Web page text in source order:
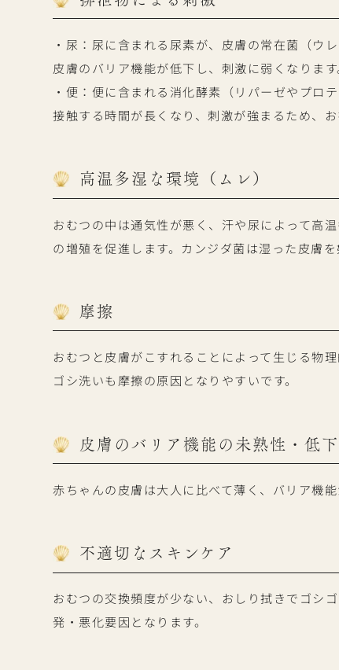
・尿：尿に含まれる尿素が、皮膚の常在菌（ウ
皮膚のバリア機能が低下し、刺激に弱くなります
・便：便に含まれる消化酵素（リパーゼやプロ
接触する時間が長くなり、刺激が強まるため、
高温多湿な環境（ムレ）
おむつの中は通気性が悪く、汗や尿によって高
の増殖を促進します。カンジダ菌は湿った皮膚
摩擦
おむつと皮膚がこすれることによって生じる物
ゴシ洗いも摩擦の原因となりやすいです。
皮膚のバリア機能の未熟性・低下
赤ちゃんの皮膚は大人に比べて薄く、バリア機
不適切なスキンケア
おむつの交換頻度が少ない、おしり拭きでゴシ
発・悪化要因となります。